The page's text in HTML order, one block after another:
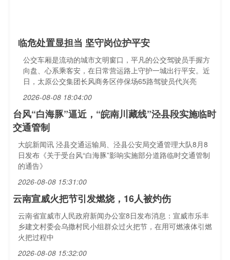
临危处置显担当 坚守岗位护平安
公交车厢是流动的城市文明窗口，平凡的公交驾驶员手握方
向盘、心系乘客安，在日常营运路上守护一城出行平安。近
日，太原公交集团长风商务区停保场65路驾驶员代兴亮
2026-08-08 18:04:00
台风“白海豚”逼近，“皖南川藏线”泾县段实施临时
交通管制
大皖新闻讯 泾县交通运输局、泾县公安局交通管理大队8月8
日发布《关于受台风“白海豚”影响实施部分道路临时交通管制
的通告》
2026-08-08 15:31:00
云南宣威火把节引发燃烧，16人被灼伤
云南省宣威市人民政府新闻办公室8日发布消息：宣威市乐丰
乡建文村委会乌撒村民小组群众过火把节，在用可燃液体引燃
火把过程中
2026-08-08 15:32:00